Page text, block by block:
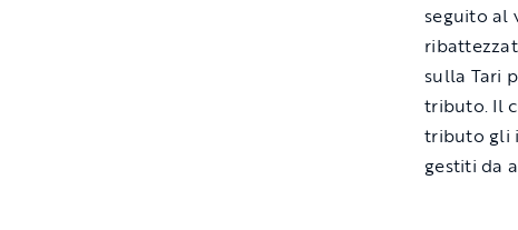
seguito al
sulla Tari
tributo. Il
tributo gli
gestiti da